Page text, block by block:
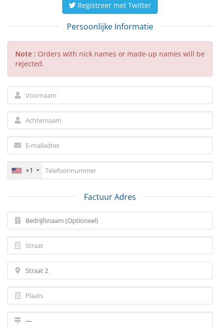
Registreer met Twitter
Persoonlijke Informatie
Note : Orders with nick names or made-up names will be
rejected.
+1
Factuur Adres